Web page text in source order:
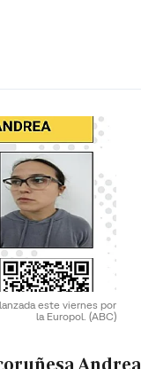
este viernes por
la Europol. (ABC)
Andrea